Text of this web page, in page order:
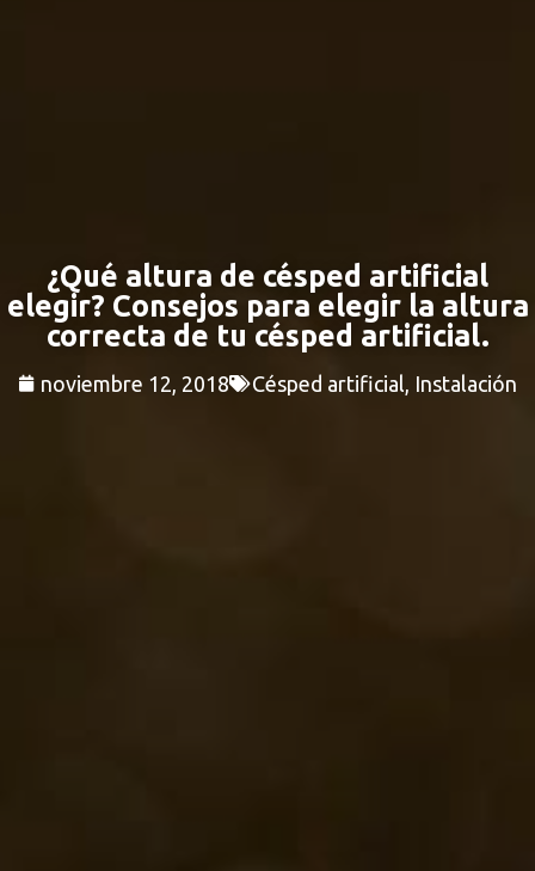
¿Qué altura de césped artificial
elegir? Consejos para elegir la altura
correcta de tu césped artificial.
noviembre 12, 2018 Césped artificial Instalación